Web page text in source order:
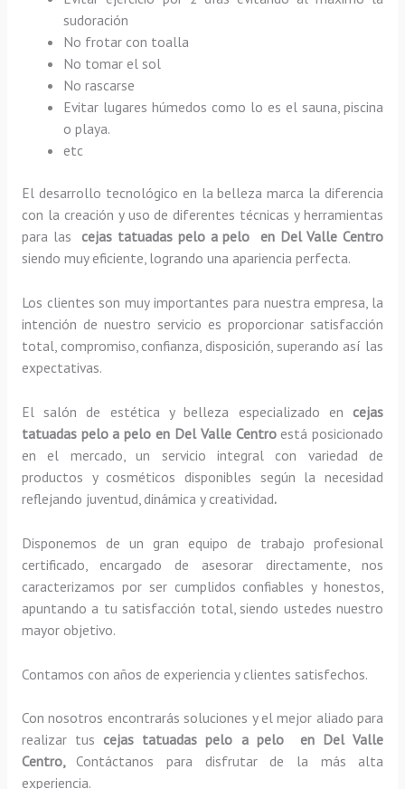
sudoración
No frotar con toalla
No tomar el sol
No rascarse
Evitar lugares húmedos como lo es el sauna, piscina
o playa.
etc
El desarrollo tecnológico en la belleza marca la diferencia
con la creación y uso de diferentes técnicas y herramientas
para lascejas tatuadas pelo a pelo en Del Valle Centro
siendo muy eficiente, logrando una apariencia perfecta.
Los clientes son muy importantes para nuestra empresa, la
intención de nuestro servicio es proporcionar satisfacción
total, compromiso, confianza, disposición, superando así las
expectativas.
El salón de estética y belleza especializado encejas
tatuadas pelo a pelo en Del Valle Centroestá posicionado
en el mercado, un servicio integral con variedad de
productos y cosméticos disponibles según la necesidad
reflejando juventud, dinámica y creatividad.
Disponemos de un gran equipo de trabajo profesional
certificado, encargado de asesorar directamente, nos
caracterizamos por ser cumplidos confiables y honestos,
apuntando a tu satisfacción total, siendo ustedes nuestro
mayor objetivo.
Contamos con años de experiencia y clientes satisfechos.
Con nosotros encontrarás soluciones y el mejor aliado para
realizar tuscejas tatuadas pelo a pelo en Del Valle
Centro,Contáctanos para disfrutar de la más alta
experiencia.